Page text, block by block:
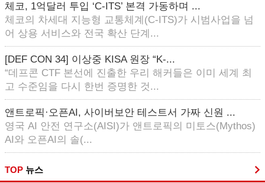
체코, 1억달러 투입 ‘C-ITS’ 본격 가동하며 ...
체코의 차세대 지능형 교통체계(C-ITS)가 시범사업을 넘
어 상용 서비스와 전국 확산 단계...
[DEF CON 34] 이상중 KISA 원장 “K-...
“데프콘 CTF 본선에 진출한 우리 해커들은 이미 세계 최
고 수준임을 다시 한번 증명한 것...
앤트로픽·오픈AI, 사이버보안 테스트서 가짜 신원 ...
영국 AI 안전 연구소(AISI)가 앤트로픽의 미토스(Mythos)
AI와 오픈AI의 솔(...
TOP 뉴스